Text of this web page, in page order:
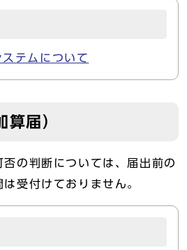
テムについて
算届）
の判断については、届出前の
受付けておりません。